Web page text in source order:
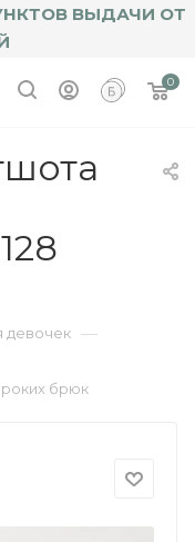
ВЫДАЧИ ОТ
0
девочек —
брюк